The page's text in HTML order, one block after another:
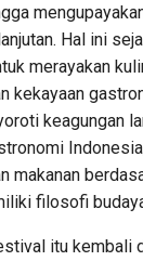
Hal ini
merayakan
kekayaan
keagungan
makanan
filosofi
itu kembali